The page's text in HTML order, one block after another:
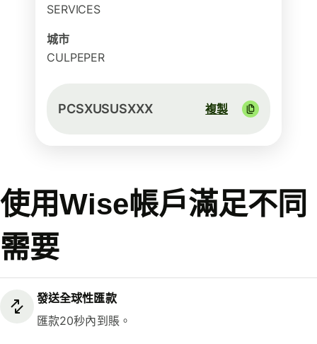
SERVICES
城市
CULPEPER
PCSXUSUSXXX 複製
使用Wise帳戶滿足不同
需要
發送全球性匯款
匯款20秒內到賬。